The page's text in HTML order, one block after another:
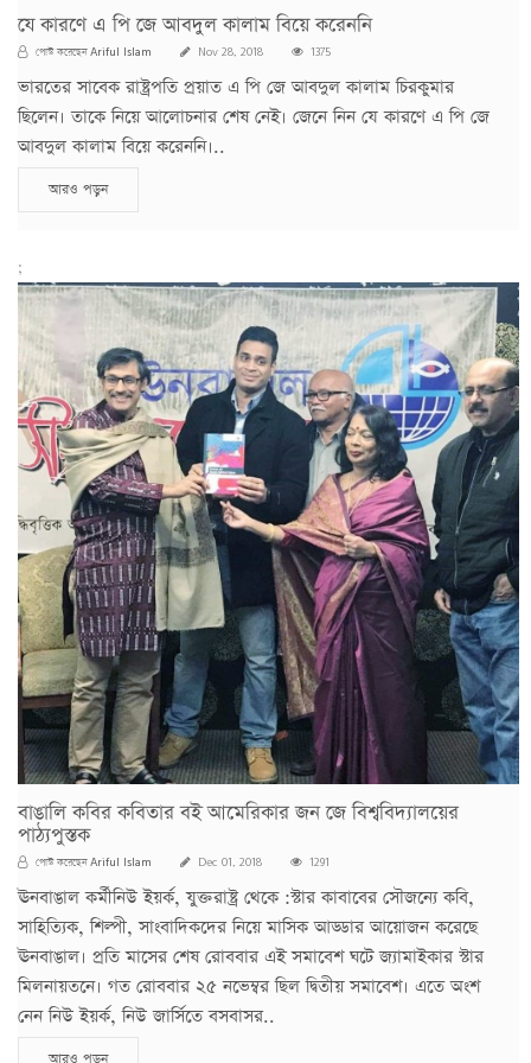
যে কারণে এ পি জে আবদুল কালাম বিয়ে করেননি
পোস্ট করেছেনAriful Islam Nov 28, 2018 1375
ভারতের সাবেক রাষ্ট্রপতি প্রয়াত এ পি জে আবদুল কালাম চিরকুমার
ছিলেন। তাকে নিয়ে আলোচনার শেষ নেই। জেনে নিন যে কারণে এ পি জে
আবদুল কালাম বিয়ে করেননি।..
আরও পড়ুন
;
বাঙালি কবির কবিতার বই আমেরিকার জন জে বিশ্ববিদ্যালয়ের
পাঠ্যপুস্তক
পোস্ট করেছেনAriful Islam Dec 01, 2018 1291
ঊনবাঙাল কর্মীনিউ ইয়র্ক, যুক্তরাষ্ট্র থেকে :স্টার কাবাবের সৌজন্যে কবি,
সাহিত্যিক, শিল্পী, সাংবাদিকদের নিয়ে মাসিক আড্ডার আয়োজন করেছে
ঊনবাঙাল। প্রতি মাসের শেষ রোববার এই সমাবেশ ঘটে জ্যামাইকার স্টার
মিলনায়তনে। গত রোববার ২৫ নভেম্বর ছিল দ্বিতীয় সমাবেশ। এতে অংশ
নেন নিউ ইয়র্ক, নিউ জার্সিতে বসবাসর..
আরও পড়ুন